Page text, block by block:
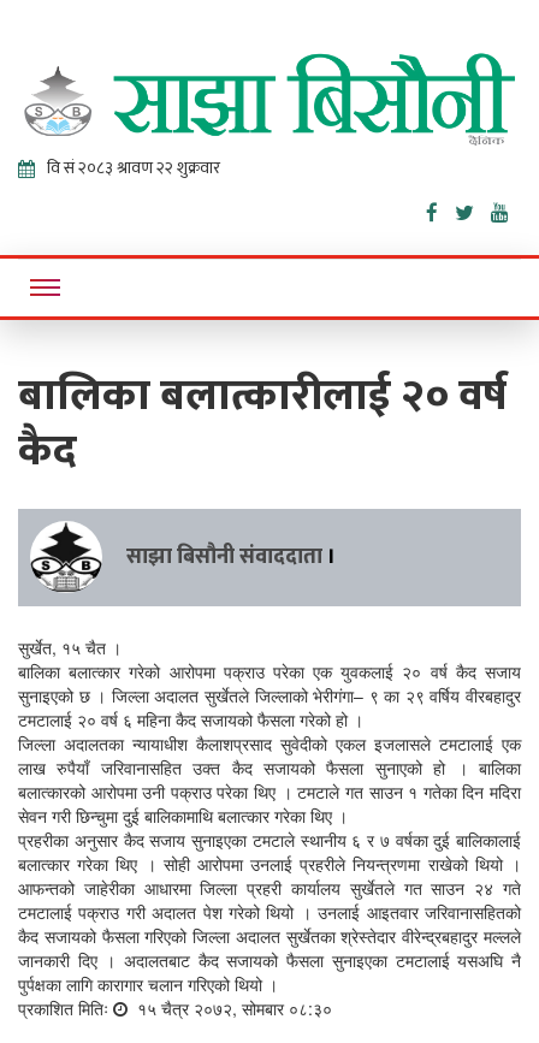
Sajha
Bisaunee
Online News Portal
बालिका बलात्कारीलाई २० वर्ष
कैद
साझा बिसौनी संवाददाता ।
सुर्खेत, १५ चैत ।
बालिका बलात्कार गरेको आरोपमा पक्राउ परेका एक युवकलाई २० वर्ष कैद सजाय
सुनाइएको छ । जिल्ला अदालत सुर्खेतले जिल्लाको भेरीगंगा– ९ का २९ वर्षिय वीरबहादुर
टमटालाई २० वर्ष ६ महिना कैद सजायको फैसला गरेको हो ।
जिल्ला अदालतका न्यायाधीश कैलाशप्रसाद सुवेदीको एकल इजलासले टमटालाई एक
लाख रुपैयाँ जरिवानासहित उक्त कैद सजायको फैसला सुनाएको हो । बालिका
बलात्कारको आरोपमा उनी पक्राउ परेका थिए । टमटाले गत साउन १ गतेका दिन मदिरा
सेवन गरी छिन्चुमा दुई बालिकामाथि बलात्कार गरेका थिए ।
प्रहरीका अनुसार कैद सजाय सुनाइएका टमटाले स्थानीय ६ र ७ वर्षका दुई बालिकालाई
बलात्कार गरेका थिए । सोही आरोपमा उनलाई प्रहरीले नियन्त्रणमा राखेको थियो ।
आफन्तको जाहेरीका आधारमा जिल्ला प्रहरी कार्यालय सुर्खेतले गत साउन २४ गते
टमटालाई पक्राउ गरी अदालत पेश गरेको थियो । उनलाई आइतवार जरिवानासहितको
कैद सजायको फैसला गरिएको जिल्ला अदालत सुर्खेतका श्रेस्तेदार वीरेन्द्रबहादुर मल्लले
जानकारी दिए । अदालतबाट कैद सजायको फैसला सुनाइएका टमटालाई यसअघि नै
पुर्पक्षका लागि कारागार चलान गरिएको थियो ।
प्रकाशित मितिः
१५ चैत्र २०७२, सोमबार ०८:३०